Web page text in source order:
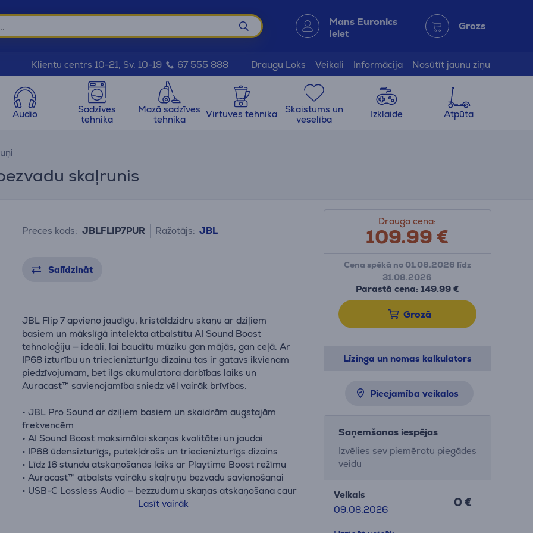
Mans Euronics
Ieiet
Grozs
Klientu centrs 10-21, Sv. 10-19 67 555 888 Draugu Loks Veikali Informācija Nosūtīt jaunu ziņu
Audio
Sadzīves
tehnika
Mazā sadzīves
tehnika
Virtuves tehnika
Skaistums un
veselība
Izklaide Atpūta
skaļrunis
Preces kods: JBLFLIP7PUR Ražotājs: JBL
Salīdzināt
JBL Flip 7 apvieno jaudīgu, kristāldzidru skaņu ar dziļiem
basiem un mākslīgā intelekta atbalstītu AI Sound Boost
tehnoloģiju — ideāli, lai baudītu mūziku gan mājās, gan ceļā. Ar
IP68 izturību un triecienizturīgu dizainu tas ir gatavs ikvienam
piedzīvojumam, bet ilgs akumulatora darbības laiks un
Auracast™ savienojamība sniedz vēl vairāk brīvības.
• JBL Pro Sound ar dziļiem basiem un skaidrām augstajām
frekvencēm
• AI Sound Boost maksimālai skaņas kvalitātei un jaudai
• IP68 ūdensizturīgs, putekļdrošs un triecienizturīgs dizains
• Līdz 16 stundu atskaņošanas laiks ar Playtime Boost režīmu
• Auracast™ atbalsts vairāku skaļruņu bezvadu savienošanai
• USB-C Lossless Audio — bezzudumu skaņas atskaņošana caur
Lasīt vairāk
Drauga cena:
109.99€
Cena spēkā no 01.08.2026 līdz
31.08.2026
Parastā cena: 149.99 €
Grozā
Līzinga un nomas kalkulators
Pieejamība veikalos
Saņemšanas iespējas
Izvēlies sev piemērotu piegādes
veidu
Veikals
09.08.2026
0 €